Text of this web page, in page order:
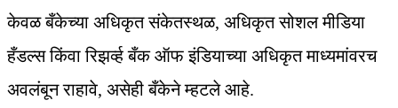
केवळ बँकेच्या अधिकृत संकेतस्थळ, अधिकृत सोशल मीडिया
हँडल्स किंवा रिझर्व्ह बँक ऑफ इंडियाच्या अधिकृत माध्यमांवरच
अवलंबून राहावे, असेही बँकेने म्हटले आहे.